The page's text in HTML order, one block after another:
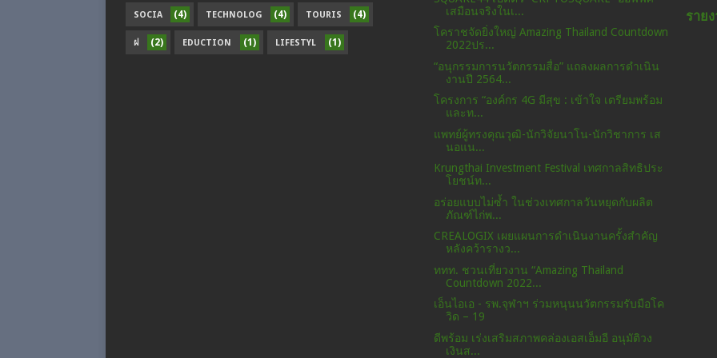
SOCIA (4) TECHNOLOG (4) TOURIS (4)
ฝ (2) EDUCTION (1) LIFESTYL (1)
เสมือนจริงในเ...
โคราชจัดยิ่งใหญ่ Amazing Thailand Countdown
2022ปร...
“อนุกรรมการนวัตกรรมสื่อ” แถลงผลการดำเนิน
งานปี 2564...
โครงการ “องค์กร 4G มีสุข : เข้าใจ เตรียมพร้อม
และท...
แพทย์ผู้ทรงคุณวุฒิ-นักวิจัยนาโน-นักวิชาการ เส
นอแน...
Krungthai Investment Festival เทศกาลสิทธิประ
โยชน์ท...
อร่อยแบบไม่ซ้ำ ในช่วงเทศกาลวันหยุดกับผลิต
ภัณฑ์ไก่พ...
CREALOGIX เผยแผนการดำเนินงานครั้งสำคัญ
หลังคว้ารางว...
ททท. ชวนเที่ยวงาน “Amazing Thailand
Countdown 2022...
เอ็นไอเอ - รพ.จุฬาฯ ร่วมหนุนนวัตกรรมรับมือโค
วิด – 19
ดีพร้อม เร่งเสริมสภาพคล่องเอสเอ็มอี อนุมัติวง
เงินส...
ราย